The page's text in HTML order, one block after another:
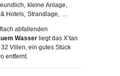
kleine Anlage
Hotels Strandlage
abfallenden
Wasserliegt das X’tan
Villen, ein gutes Stück
entfernt.